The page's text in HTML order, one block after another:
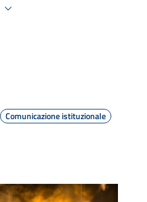
Comunicazione istituzionale